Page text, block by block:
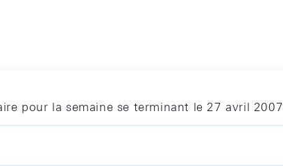
pour la semaine se terminant le 27 avril 2007